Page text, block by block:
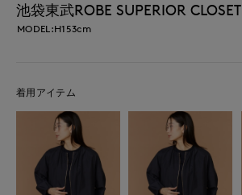
池袋東武ROBE SUPERIOR CLOSET
MODEL:H153cm
着用アイテム